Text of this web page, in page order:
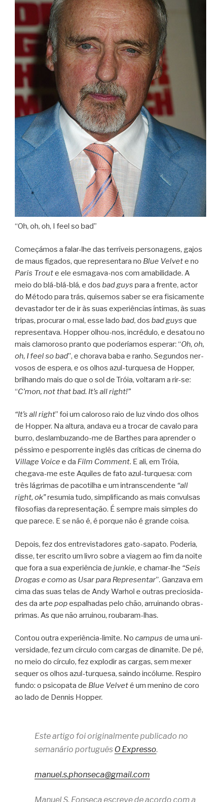
“Oh, oh, oh, I feel so bad”
Come­çá­mos a falar-lhe das ter­rí­veis per­so­na­gens, gajos
de maus fíga­dos, que repre­sen­tara no Blue Vel­vete no
Paris Troute ele esmagava-nos com ama­bi­li­dade. A
meio do blá-blá-blá, e dos bad guys para a frente, actor
do Método para trás, qui­se­mos saber se era fisi­ca­mente
devas­ta­dor ter de ir às suas expe­ri­ên­cias ínti­mas, às suas
tri­pas, pro­cu­rar o mal, esse lado bad, dos bad guys que
repre­sen­tava. Hop­per olhou-nos, incré­dulo, e desa­tou no
mais cla­mo­roso pranto que pode­ría­mos espe­rar: “Oh, oh,
oh, I feel so bad”, e cho­rava baba e ranho. Segun­dos ner­
vo­sos de espera, e os olhos azul-turquesa de Hop­per,
bri­lhando mais do que o sol de Tróia, vol­ta­ram a rir-se:
“C’mon, not that bad. It’s all right!”
“It’s all right” foi um calo­roso raio de luz vindo dos olhos
de Hop­per. Na altura, andava eu a tro­car de cavalo para
burro, deslambuzando-me de Barthes para apren­der o
pés­simo e pes­por­rente inglês das crí­ti­cas de cinema do
Vil­lage Voice e da Film Com­ment. E ali, em Tróia,
chegava-me este Aqui­les de fato azul-turquesa: com
três lágri­mas de paco­ti­lha e um intrans­cen­dente “all
right, ok”resu­mia tudo, sim­pli­fi­cando as mais con­vul­sas
filo­so­fias da repre­sen­ta­ção. É sem­pre mais sim­ples do
que parece. E se não é, é por­que não é grande coisa.
Depois, fez dos entre­vis­ta­do­res gato-sapato. Pode­ria,
disse, ter escrito um livro sobre a via­gem ao fim da noite
que fora a sua expe­ri­ên­cia de jun­kie, e chamar-lhe “Seis
Dro­gas e como as Usar para Repre­sen­tar”. Gan­zava em
cima das suas telas de Andy Warhol e outras pre­ci­o­si­da­
des da arte popespa­lha­das pelo chão, arrui­nando obras-
primas. As que não arrui­nou, roubaram-lhas.
Con­tou outra experiência-limite. No cam­pus de uma uni­
ver­si­dade, fez um cír­culo com car­gas de dina­mite. De pé,
no meio do cír­culo, fez explo­dir as car­gas, sem mexer
sequer os olhos azul-turquesa, saindo incó­lume. Res­piro
fundo: o psi­co­pata de Blue Vel­veté um menino de coro
ao lado de Den­nis Hopper.
Este artigo foi originalmente publicado no
semanário português O Expresso.
manuel.s.phonseca@gmail.com
Manuel S. Fonseca escreve de acordo com a